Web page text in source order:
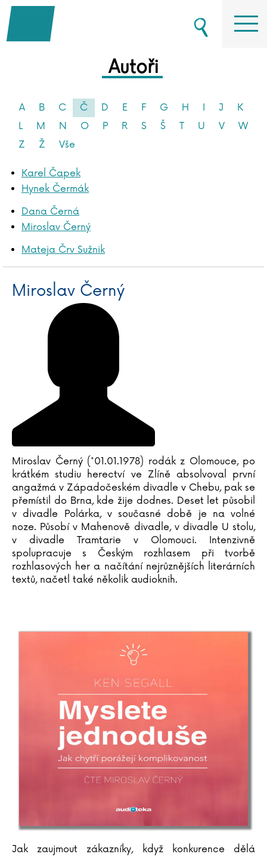
Autoři
A B C Č D E F G H I J
K
L
M N O P R S Š T U V
W
Z
Ž Vše
Karel Čapek
Hynek Čermák
Dana Černá
Miroslav Černý
Mateja Črv Sužnik
Miroslav Černý
Miroslav Černý (*01.01.1978) rodák z Olomouce, po
krátkém studiu herectví ve Zlíně absolvoval první
angažmá v Západočeském divadle v Chebu, pak se
přemístil do Brna, kde žije dodnes. Deset let působil
v divadle Polárka, v současné době je na volné
noze. Působí v Mahenově divadle, v divadle U stolu,
v divadle Tramtarie v Olomouci. Intenzivně
spolupracuje s Českým rozhlasem při tvorbě
rozhlasových her a načítání nejrůznějších literárních
textů, načetl také několik audioknih.
Jak zaujmout zákazníky, když konkurence dělá